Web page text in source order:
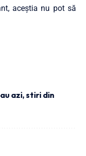
aceştia nu pot să
azi,stiri din